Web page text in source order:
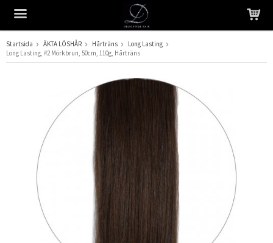
Produkten har blivit tillagd i varukorgen
Startsida ÄKTA LÖSHÅR Hårträns
Long Lasting
Long Lasting, #2 Mörkbrun, 50cm, 110g, Hårträns